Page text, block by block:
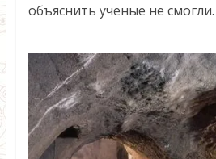
объяснить ученые не смогли.